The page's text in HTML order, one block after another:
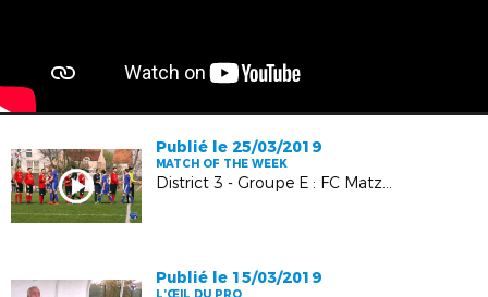
Publié le 25/03/2019
MATCH OF THE WEEK
District 3 - Groupe E : FC Matzenheim - FC Bindernheim : 2-0
Publié le 15/03/2019